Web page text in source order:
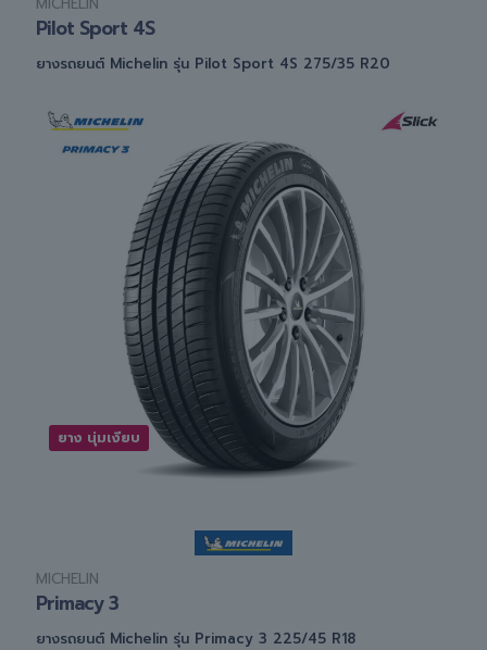
Pilot Sport 4S
ยางรถยนต์ Michelin รุ่น Pilot Sport 4S 275/35 R20
ยาง นุ่มเงียบ
MICHELIN
Primacy 3
ยางรถยนต์ Michelin รุ่น Primacy 3 225/45 R18